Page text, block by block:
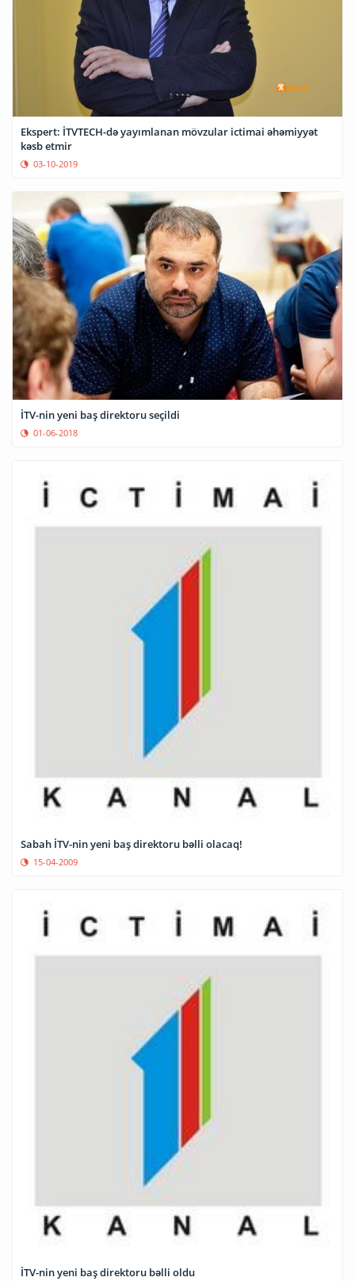
Ekspert: İTVTECH-də yayımlanan mövzular ictimai əhəmiyyət
kəsb etmir
03-10-2019
İTV-nin yeni baş direktoru seçildi
01-06-2018
Sabah İTV-nin yeni baş direktoru bəlli olacaq!
15-04-2009
İTV-nin yeni baş direktoru bəlli oldu